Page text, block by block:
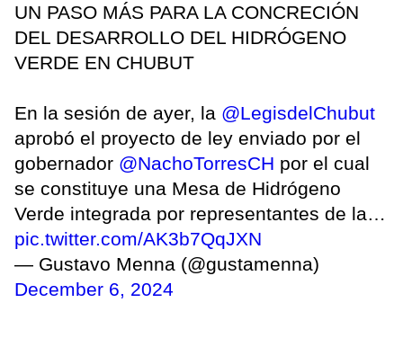
UN PASO MÁS PARA LA CONCRECIÓN
DEL DESARROLLO DEL HIDRÓGENO
VERDE EN CHUBUT
En la sesión de ayer, la @LegisdelChubut
aprobó el proyecto de ley enviado por el
gobernador @NachoTorresCH por el cual
se constituye una Mesa de Hidrógeno
Verde integrada por representantes de la…
pic.twitter.com/AK3b7QqJXN
— Gustavo Menna (@gustamenna)
December 6, 2024